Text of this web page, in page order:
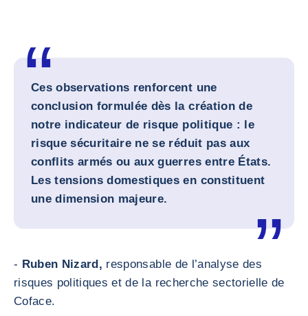
Ces observations renforcent une
conclusion formulée dès la création de
notre indicateur de risque politique : le
risque sécuritaire ne se réduit pas aux
conflits armés ou aux guerres entre États.
Les tensions domestiques en constituent
une dimension majeure.
- Ruben Nizard, responsable de l’analyse des
risques politiques et de la recherche sectorielle de
Coface.